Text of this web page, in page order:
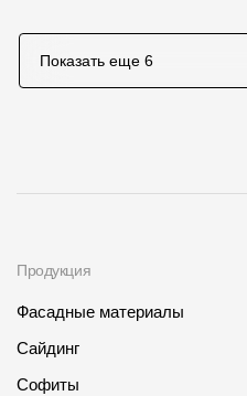
Показать еще 6
Продукция
Фасадные материалы
Сайдинг
Софиты